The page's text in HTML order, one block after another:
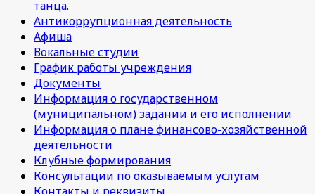
танца.
Антикоррупционная деятельность
Афиша
Вокальные студии
График работы учреждения
Документы
Информация о государственном
(муниципальном) задании и его исполнении
Информация о плане финансово-хозяйственной
деятельности
Клубные формирования
Консультации по оказываемым услугам